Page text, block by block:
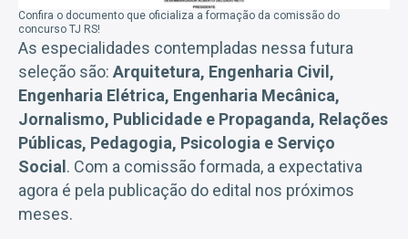
Confira o documento que oficializa a formação da comissão do
concurso TJ RS!
As especialidades contempladas nessa futura
seleção são: Arquitetura, Engenharia Civil,
Engenharia Elétrica, Engenharia Mecânica,
Jornalismo, Publicidade e Propaganda, Relações
Públicas, Pedagogia, Psicologia e Serviço
Social . Com a comissão formada, a expectativa
agora é pela publicação do edital nos próximos
meses.